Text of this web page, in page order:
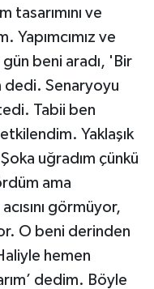
tasarımını ve
Yapımcımız ve
beni aradı, 'Bir
dedi. Senaryoyu
Tabii ben
Yaklaşık
uğradım çünkü
ama
görmüyor,
O beni derinden
hemen
dedim. Böyle